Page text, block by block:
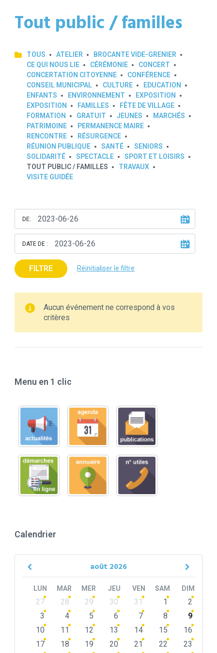
Tout public / familles
TOUS ATELIER
BROCANTE VIDE-GRENIER
CE QUI NOUS LIE
CÉRÉMONIE
CONCERT
CONCERTATION CITOYENNE
CONFÉRENCE
CONSEIL MUNICIPAL
CULTURE
EDUCATION
ENFANTS
ENVIRONNEMENT
EXPOSITION
EXPOSITION
FAMILLES
FÊTE DE VILLAGE
FORMATION
GRATUIT JEUNES
MARCHÉS
PATRIMOINE
PERMANENCE MAIRE
RENCONTRE
RÉSURGENCE
RÉUNION PUBLIQUE
SANTÉ
SENIORS
SOLIDARITÉ
SPECTACLE
SPORT ET LOISIRS
TOUT PUBLIC / FAMILLES
TRAVAUX
VISITE GUIDÉE
DE:
DATE DE :
FILTRE Réinitialiser le filtre
Aucun événement ne correspond à vos
critères
Menu en 1 clic
Calendrier
août 2026
Previous
LUN MAR MER JEU VEN SAM DIM
Skip
calendar
27 28 29 30 31 1
2
3
4 5 6 7 8
9
10
11 12 13 14 15
16
17
18 19 20 21 22
23